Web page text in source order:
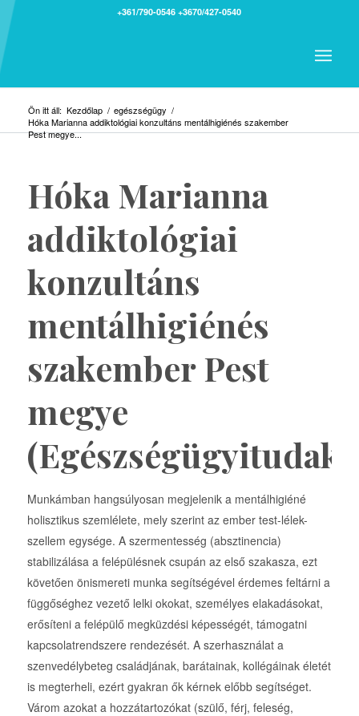
+361/790-0546 +3670/427-0540
Ön itt áll: Kezdőlap / egészségügy /
Hóka Marianna addiktológiai konzultáns mentálhigiénés szakember
Pest megye...
Hóka Marianna
addiktológiai
konzultáns
mentálhigiénés
szakember Pest
megye
Munkámban hangsúlyosan megjelenik a mentálhigiéné
holisztikus szemlélete, mely szerint az ember test-lélek-
szellem egysége. A szermentesség (absztinencia)
stabilizálása a felépülésnek csupán az első szakasza, ezt
követően önismereti munka segítségével érdemes feltárni a
függőséghez vezető lelki okokat, személyes elakadásokat,
erősíteni a felépülő megküzdési képességét, támogatni
kapcsolatrendszere rendezését. A szerhasználat a
szenvedélybeteg családjának, barátainak, kollégáinak életét
is megterheli, ezért gyakran ők kérnek előbb segítséget.
Várom azokat a hozzátartozókat (szülő, férj, feleség,